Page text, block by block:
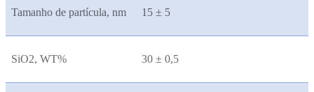
Tamanho de partícula, nm 15 ± 5
SiO2, WT% 30 ± 0,5